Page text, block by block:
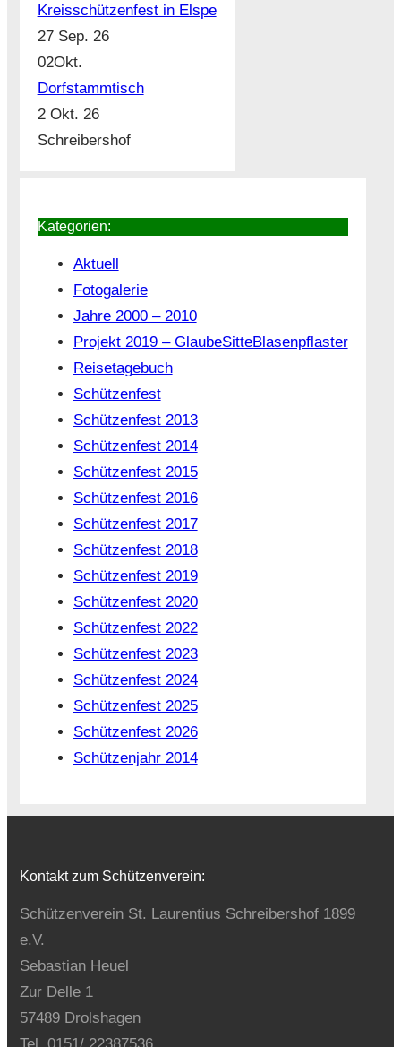
Kreisschützenfest in Elspe
27 Sep. 26
02Okt.
Dorfstammtisch
2 Okt. 26
Schreibershof
Kategorien:
Aktuell
Fotogalerie
Jahre 2000 – 2010
Projekt 2019 – GlaubeSitteBlasenpflaster
Reisetagebuch
Schützenfest
Schützenfest 2013
Schützenfest 2014
Schützenfest 2015
Schützenfest 2016
Schützenfest 2017
Schützenfest 2018
Schützenfest 2019
Schützenfest 2020
Schützenfest 2022
Schützenfest 2023
Schützenfest 2024
Schützenfest 2025
Schützenfest 2026
Schützenjahr 2014
Kontakt zum Schützenverein:
Schützenverein St. Laurentius Schreibershof 1899
e.V.
Sebastian Heuel
Zur Delle 1
57489 Drolshagen